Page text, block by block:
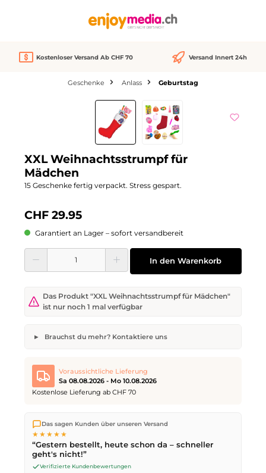
Kostenloser Versand Ab CHF 70 Versand Innert 24h
Geschenke Anlass Geburtstag
Bildergalerie überspringen
XXL Weihnachtsstrumpf für
Mädchen
15 Geschenke fertig verpackt. Stress gespart.
CHF 29.95
Garantiert an Lager – sofort versandbereit
Produkt Anzahl: Gib den gewünschten Wert ein oder benutze die
In den Warenkorb
Das Produkt "XXL Weihnachtsstrumpf für Mädchen"
ist nur noch 1 mal verfügbar
Brauchst du mehr? Kontaktiere uns
Gewünschte Anzahl
Dein Name E-Mail-Adresse
Anfrage senden
Voraussichtliche Lieferung
Sa 08.08.2026 - Mo 10.08.2026
Kostenlose Lieferung ab CHF 70
Wir versenden direkt aus unserem Lager in Kriens. Ab
ist die Lieferung kostenlos. Bestellungen bis
werden noch am selben Tag versendet – Zustellung am
nächsten Werktagmit der Schweizerischen Post.
Samstagszustellung am
bisFreitag, 17 Uhr.
Das sagen Kunden über unseren Versand
★★★★★
“Gestern bestellt, heute schon da – schneller
geht's nicht!”
Verifizierte Kundenbewertungen